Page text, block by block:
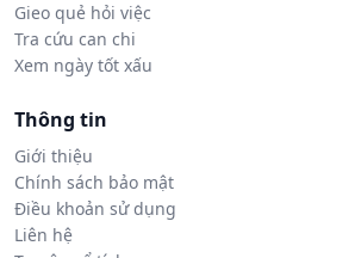
Gieo quẻ hỏi việc
Tra cứu can chi
Xem ngày tốt xấu
Thông tin
Giới thiệu
Chính sách bảo mật
Điều khoản sử dụng
Liên hệ